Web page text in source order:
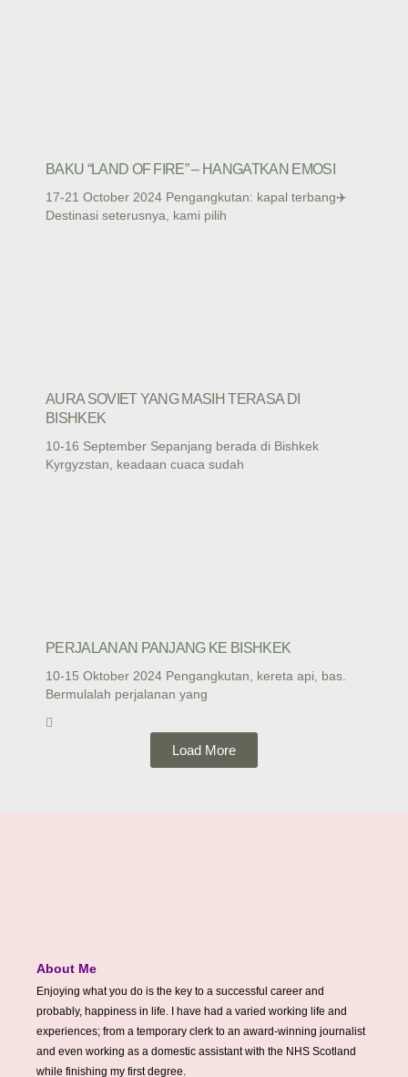
BAKU “LAND OF FIRE” – HANGATKAN EMOSI
17-21 October 2024 Pengangkutan: kapal terbang✈️
Destinasi seterusnya, kami pilih
AURA SOVIET YANG MASIH TERASA DI
BISHKEK
10-16 September Sepanjang berada di Bishkek
Kyrgyzstan, keadaan cuaca sudah
PERJALANAN PANJANG KE BISHKEK
10-15 Oktober 2024 Pengangkutan, kereta api, bas.
Bermulalah perjalanan yang
Load More
About Me
Enjoying what you do is the key to a successful career and
probably, happiness in life. I have had a varied working life and
experiences; from a temporary clerk to an award-winning journalist
and even working as a domestic assistant with the NHS Scotland
while finishing my first degree.